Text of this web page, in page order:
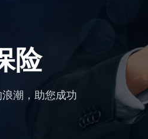
险
潮，助您成功